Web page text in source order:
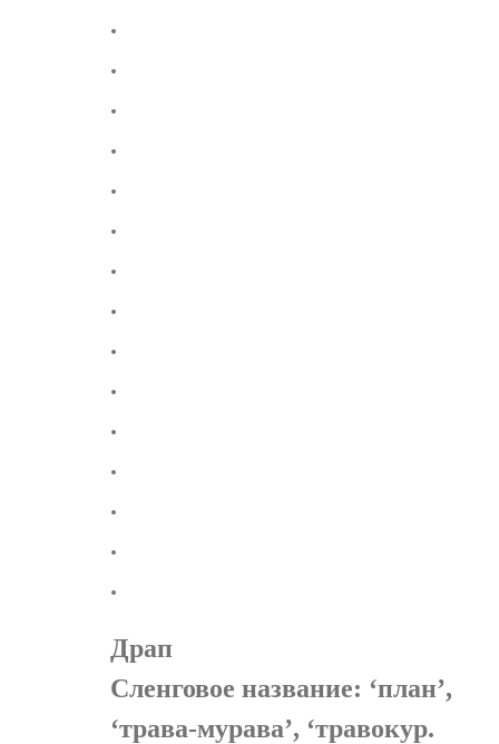
.
.
.
.
.
.
.
.
.
.
.
.
.
.
.
Драп
Сленговое название: ‘план’,
‘трава-мурава’, ‘травокур.